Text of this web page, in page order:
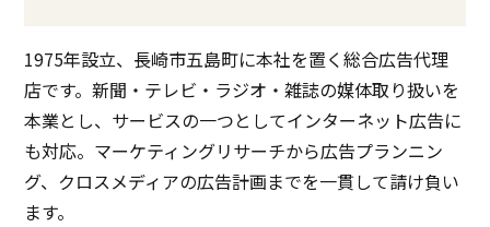
1975年設立、長崎市五島町に本社を置く総合広告代理
店です。新聞・テレビ・ラジオ・雑誌の媒体取り扱いを
本業とし、サービスの一つとしてインターネット広告に
も対応。マーケティングリサーチから広告プランニン
グ、クロスメディアの広告計画までを一貫して請け負い
ます。